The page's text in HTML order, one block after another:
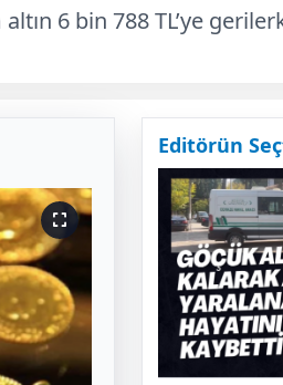
6 bin 788 TL’ye
Editörün